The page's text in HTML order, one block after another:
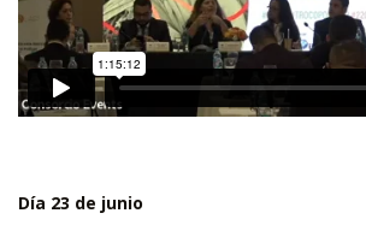
Día 23 de junio